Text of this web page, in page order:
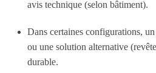
avis technique (selon bâtiment).
Dans certaines configurations,
ou une solution alternative
durable.